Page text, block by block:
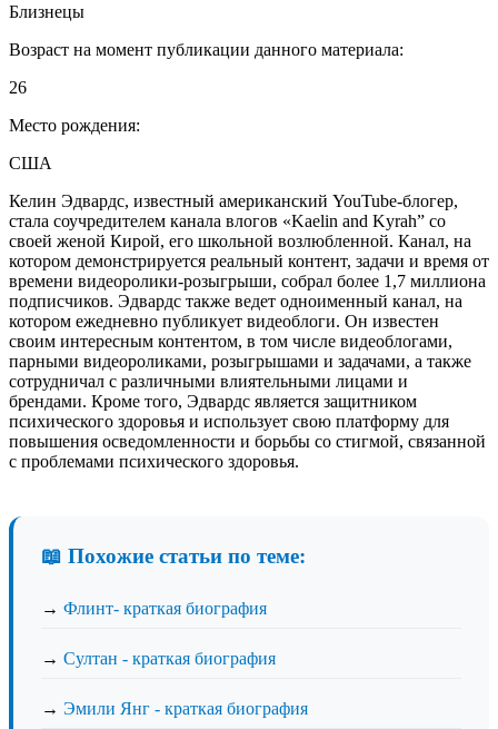
Близнецы
Возраст на момент публикации данного материала:
26
Место рождения:
США
Келин Эдвардс, известный американский YouTube-блогер,
стала соучредителем канала влогов «Kaelin and Kyrah” со
своей женой Кирой, его школьной возлюбленной. Канал, на
котором демонстрируется реальный контент, задачи и время от
времени видеоролики-розыгрыши, собрал более 1,7 миллиона
подписчиков. Эдвардс также ведет одноименный канал, на
котором ежедневно публикует видеоблоги. Он известен
своим интересным контентом, в том числе видеоблогами,
парными видеороликами, розыгрышами и задачами, а также
сотрудничал с различными влиятельными лицами и
брендами. Кроме того, Эдвардс является защитником
психического здоровья и использует свою платформу для
повышения осведомленности и борьбы со стигмой, связанной
с проблемами психического здоровья.
📖 Похожие статьи по теме:
→ Флинт- краткая биография
→ Султан - краткая биография
→ Эмили Янг - краткая биография